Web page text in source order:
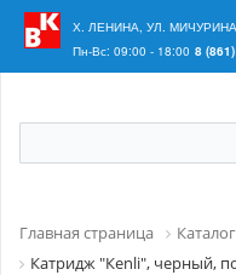
Ваш регион:
Х. ЛЕНИНА, УЛ.
Пн-Вс: 09:00 - 18:00 8
Главная страница Каталог
Катридж "Кеnli", черный,